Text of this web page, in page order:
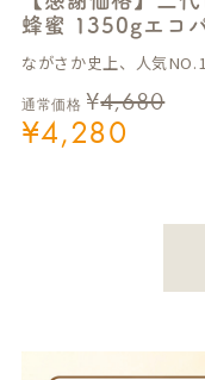
蜂蜜 1350gエコ
ながさか史上、人気NO.1
通常価格 ¥4,680
¥4,280